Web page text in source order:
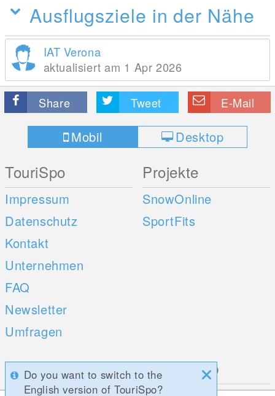
Ausflugsziele in der Nähe
IAT Verona
aktualisiert am 1 Apr 2026
Share Tweet E-Mail
Mobil Desktop
TouriSpo
Impressum
Datenschutz
Kontakt
Unternehmen
FAQ
Newsletter
Umfragen
Projekte
SnowOnline
SportFits
Mobile Apps Social Web
Do you want to switch to the
English version of TouriSpo?